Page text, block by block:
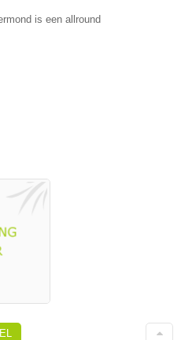
is een allround